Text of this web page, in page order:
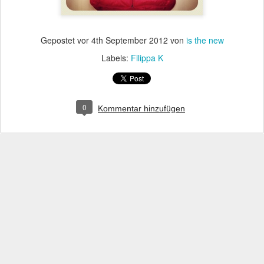
Gepostet vor 4th September 2012 von is the new
Labels: Filippa K
0 Kommentar hinzufügen